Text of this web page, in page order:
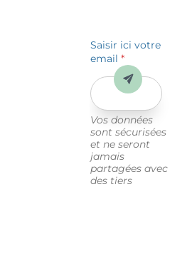
Saisir ici votre
email*
Vos données
sont sécurisées
et ne seront
jamais
partagées avec
des tiers
Envoyer